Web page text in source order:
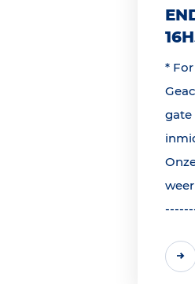
*
gate